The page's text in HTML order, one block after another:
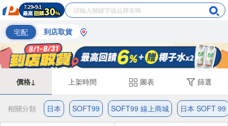
宅配 到店取貨
價格↓ 上架時間 圖表 篩選
相關分類 日本 SOFT99 SOFT99 線上商城 日本 SOFT 99